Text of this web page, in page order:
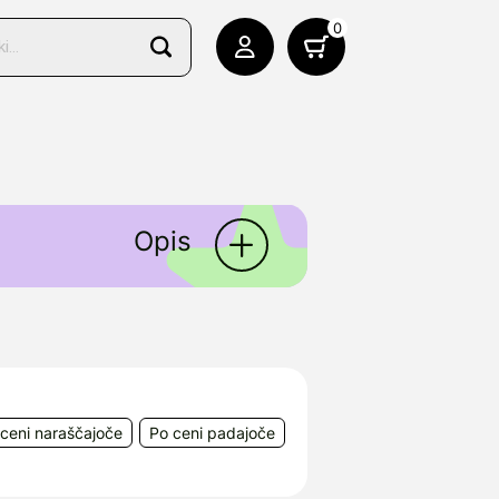
0
Opis
Slovenija
naraščajoče Po ceni padajoče